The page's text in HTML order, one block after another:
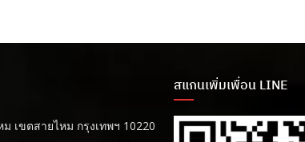
เขตสายไหม กรุงเทพฯ 10220
สแกนเพิ่มเพื่อน LINE